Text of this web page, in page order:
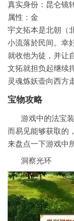
真实身份：昆仑镜
属性：金
宇文拓本是北朝（
小流落於民间。幸
就收他为徒，并让
文拓就担负起继续
灵魂炼妖壶向西方
宝物攻略
游戏中的法宝
而易见能够获取的
来盘点一下游戏中
洞察光环